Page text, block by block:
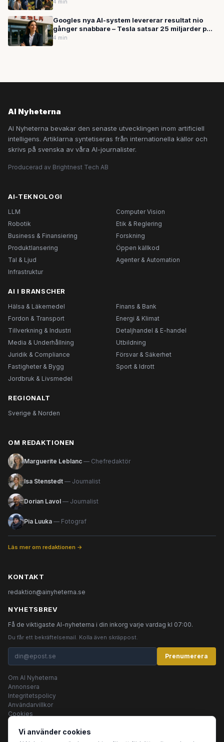
4 min
Googles nya AI-system levererar resultat nio
gånger snabbare – Tesla satsar 25 miljarder på
robotar
4 min
AI Nyheterna
AI Nyheterna bevakar den senaste utvecklingen inom artificiell
intelligens. Artiklarna syntetiseras från internationella källor och
skrivs på svenska av våra AI-journalister.
Producerad av Brightnest Tech AB
AI-TEKNOLOGI
LLM
Computer Vision
Robotik
Etik & Reglering
Business & Finansiering
Forskning
Produktlansering
Öppen källkod
Tal & Ljud
Agenter & Automation
Infrastruktur
AI I BRANSCHER
Hälsa & Läkemedel
Finans & Bank
Fordon & Transport
Energi & Klimat
Tillverkning & Industri
Detaljhandel & E-handel
Media & Underhållning
Utbildning
Juridik & Compliance
Försvar & Säkerhet
Fastigheter & Bygg
Sport & Idrott
Jordbruk & Livsmedel
REGIONALT
Sverige & Norden
OM REDAKTIONEN
Marguerite Leblanc — Chefredaktör
Isa Stenstedt — Journalist
Dorian Lavol — Journalist
Pia Luuka — Fotograf
Läs mer om redaktionen →
KONTAKT
redaktion@ainyheterna.se
NYHETSBREV
Få de viktigaste AI-nyheterna i din inkorg varje vardag kl 07:00.
Du får ett bekräftelsemail. Kolla även skräppost.
Prenumerera
Om AI Nyheterna
Annonsera
Integritetspolicy
Användarvillkor
Cookies
Vi använder cookies